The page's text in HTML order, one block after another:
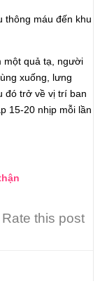
thông máu đến khu
một quả tạ, người
xuống, lưng
đó trở về vị trí ban
15-20 nhịp mỗi lần
Rate this post